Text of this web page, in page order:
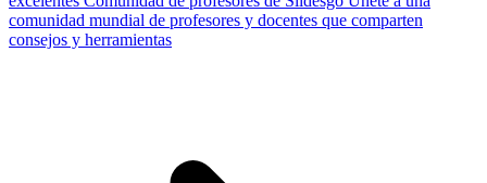
comunidad mundial de profesores y docentes que comparten
consejos y herramientas